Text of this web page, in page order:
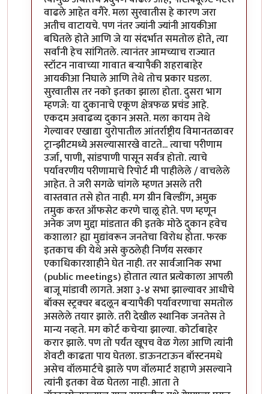
वाढले आहेत वगैरे. मला सुरवातीस हे कारण जरा
अतीच वाटायचे. पण नंतर ज्यांनी ज्यांनी आयकीआ
बघितले होते आणि जे या संदर्भात समतोल होते, त्या
सर्वांनी हेच सांगितले. त्यानंतर आमच्याच राज्यात
स्टॉटन नावाच्या गावात बर्‍यापैकी शहराबाहेर
आयकीआ निघाले आणि तेथे तोच प्रकार घडला.
सुरवातीस तर नको इतका झाला होता. दुसरा भाग
म्हणजे: या दुकानाचे एकूण क्षेत्रफळ प्रचंड आहे.
एकदम अवाढव्य दुकान असते. मला कायम तेथे
गेल्यावर एखाद्या युरोपातील आंतर्राष्ट्रीय विमानतळावर
ट्रान्झीटमध्ये असल्यासारखे वाटते... त्याचा परीणाम
उर्जा, पाणी, सांडपाणी पासून सर्वत्र होतो. त्याचे
पर्यावरणीय परीणामाचे रिपोर्ट मी पाहीलेले / वाचलेले
आहेत. ते जरी सगळे चांगले म्हणत असले तरी
वास्तवात तसे होत नाही. मग ग्रीन बिल्डींग, अमुक
तमुक करत ऑफसेट करणे चालू होते. पण म्हणून
अनेक जण मुद्दा मांडतात की इतके मोठे दुकान हवेच
कशाला? ह्या मुद्यांवरून जनतेचा विरोध होता. फरक
इतकाच की येथे असे कुठलेही निर्णय सरकार
एकाधिकारशाहीने घेत नाही. तर सार्वजानिक सभा
(public meetings) होतात त्यात प्रत्येकाला आपली
बाजू मांडावी लागते. अशा ३-४ सभा झाल्यावर आधीचे
बॉक्स स्ट्रक्चर बदलून बर्‍यापैकी पर्यावरणाचा समतोल
असलेले तयार झाले. तरी देखील स्थानिक जनतेस ते
मान्य नव्हते. मग कोर्ट कचेर्‍या झाल्या. कोर्टाबाहेर
करार झाले. पण तो पर्यंत खूपच वेळ गेला आणि त्यांनी
शेवटी काढता पाय घेतला. डाऊनटाऊन बॉस्टनमधे
असेच वॉलमार्टचे झाले पण वॉलमार्ट शहाणे असल्याने
त्यांनी इतका वेळ घेतला नाही. आता ते